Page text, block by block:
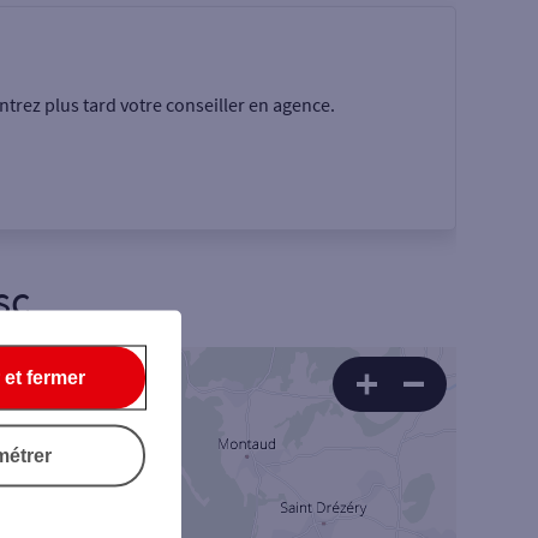
plus tard votre conseiller en agence.
fermer